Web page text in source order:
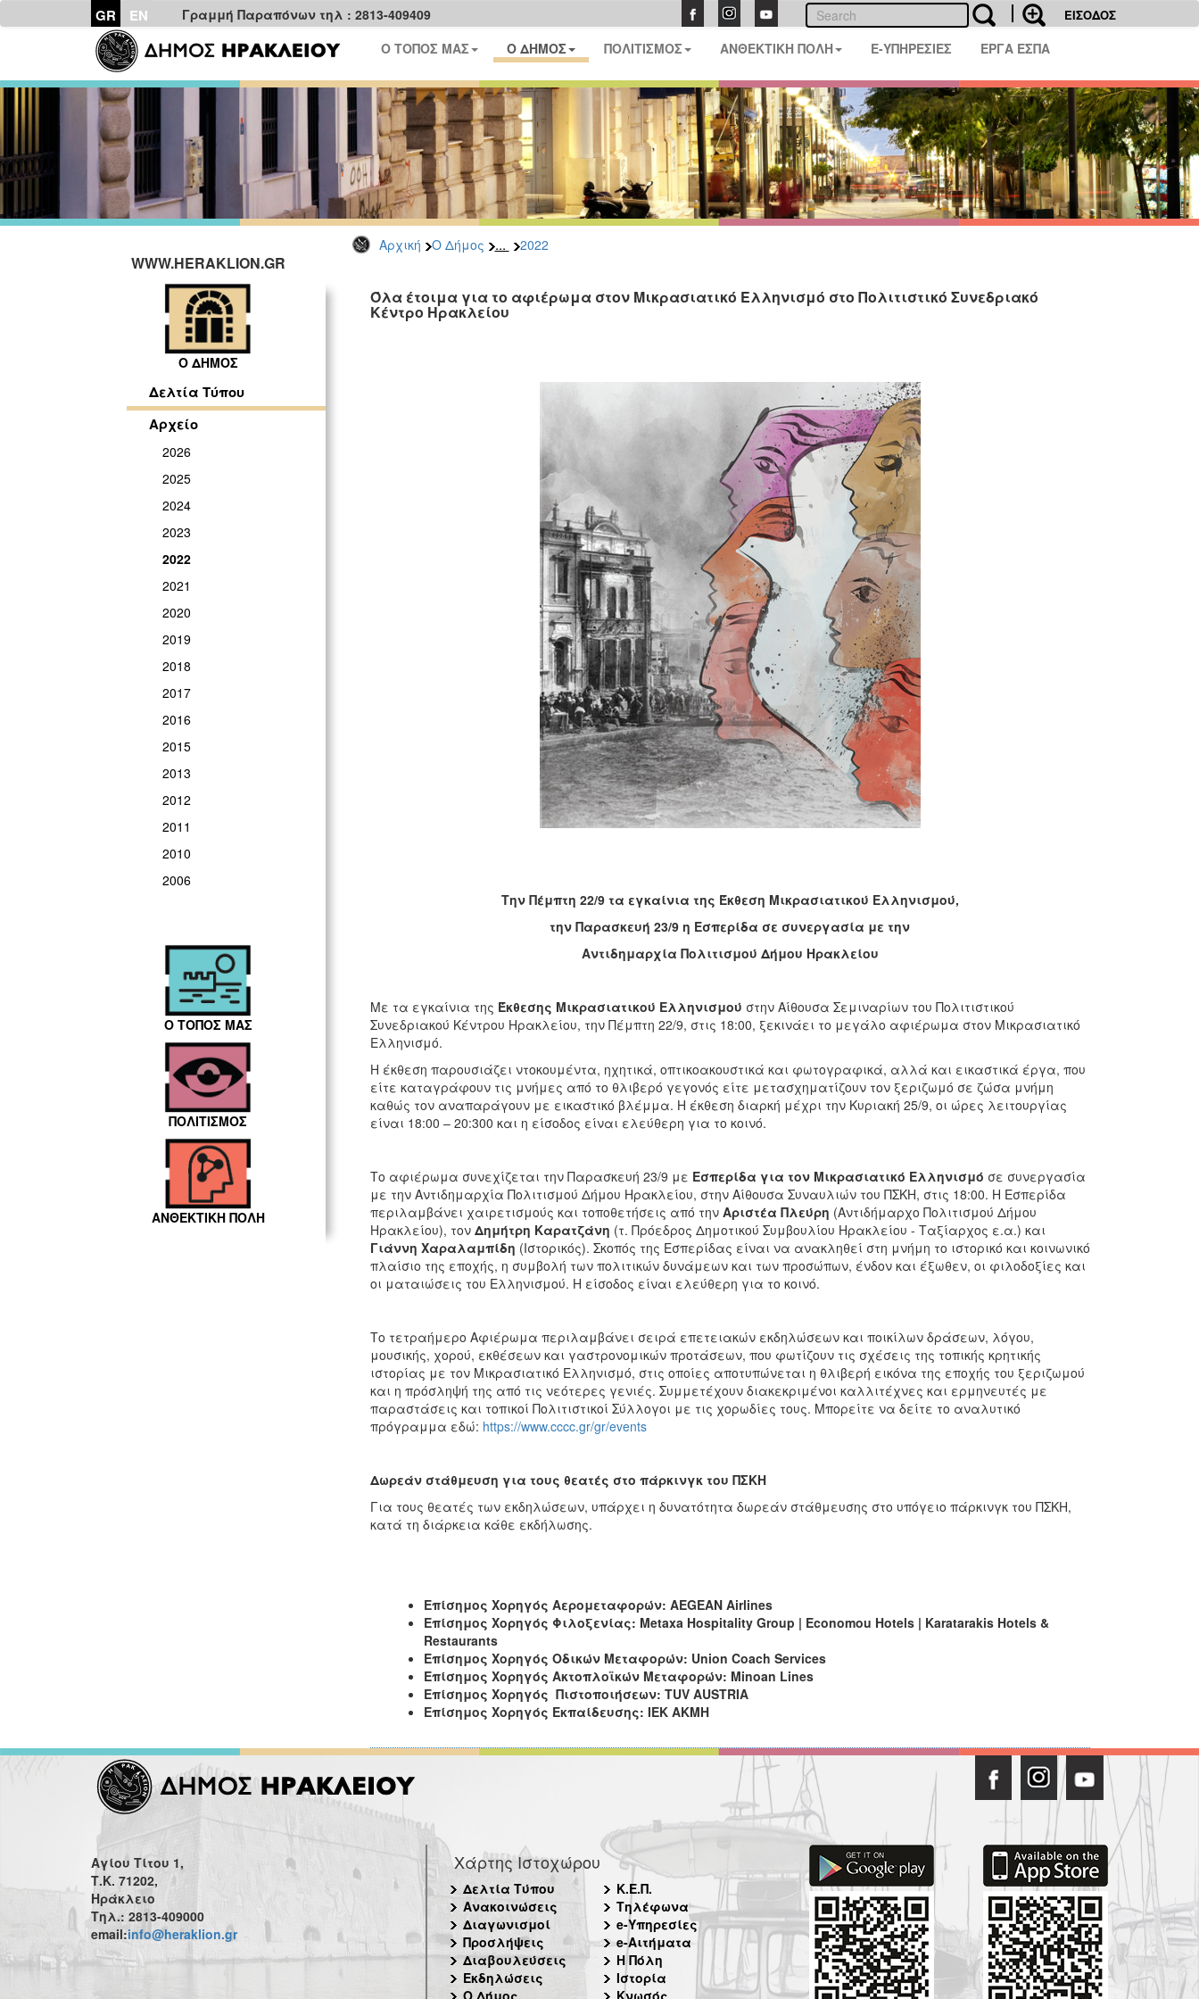
GR EN Γραμμή Παραπόνων τηλ : 2813-409409 ΕΙΣΟΔΟΣ
Ο ΤΟΠΟΣ ΜΑΣ Ο ΔΗΜΟΣ ΠΟΛΙΤΙΣΜΟΣ ΑΝΘΕΚΤΙΚΗ ΠΟΛΗ E-ΥΠΗΡΕΣΙΕΣ ΕΡΓΑ ΕΣΠΑ
Αρχική Ο Δήμος ... 2022
WWW.HERAKLION.GR
Ο ΔΗΜΟΣ
Δελτία Τύπου
Αρχείο
2026
2025
2024
2023
2022
2021
2020
2019
2018
2017
2016
2015
2013
2012
2011
2010
2006
Ο ΤΟΠΟΣ ΜΑΣ
ΠΟΛΙΤΙΣΜΟΣ
ΑΝΘΕΚΤΙΚΗ ΠΟΛΗ
Όλα έτοιμα για το αφιέρωμα στον Μικρασιατικό Ελληνισμό στο Πολιτιστικό Συνεδριακό
Κέντρο Ηρακλείου
Την Πέμπτη 22/9 τα εγκαίνια της Έκθεση Μικρασιατικού Ελληνισμού,
την Παρασκευή 23/9 η Εσπερίδα σε συνεργασία με την
Αντιδημαρχία Πολιτισμού Δήμου Ηρακλείου
Με τα εγκαίνια της Έκθεσης Μικρασιατικού Ελληνισμού στην Αίθουσα Σεμιναρίων του Πολιτιστικού
Συνεδριακού Κέντρου Ηρακλείου, την Πέμπτη 22/9, στις 18:00, ξεκινάει το μεγάλο αφιέρωμα στον Μικρασιατικό
Ελληνισμό.
Η έκθεση παρουσιάζει ντοκουμέντα, ηχητικά, οπτικοακουστικά και φωτογραφικά, αλλά και εικαστικά έργα, που
είτε καταγράφουν τις μνήμες από το θλιβερό γεγονός είτε μετασχηματίζουν τον ξεριζωμό σε ζώσα μνήμη
καθώς τον αναπαράγουν με εικαστικό βλέμμα. Η έκθεση διαρκή μέχρι την Κυριακή 25/9, οι ώρες λειτουργίας
είναι 18:00 – 20:300 και η είσοδος είναι ελεύθερη για το κοινό.
Το αφιέρωμα συνεχίζεται την Παρασκευή 23/9 με Εσπερίδα για τον Μικρασιατικό Ελληνισμό σε συνεργασία
με την Αντιδημαρχία Πολιτισμού Δήμου Ηρακλείου, στην Αίθουσα Συναυλιών του ΠΣΚΗ, στις 18:00. Η Εσπερίδα
περιλαμβάνει χαιρετισμούς και τοποθετήσεις από την Αριστέα Πλεύρη (Αντιδήμαρχο Πολιτισμού Δήμου
Ηρακλείου), τον Δημήτρη Καρατζάνη (τ. Πρόεδρος Δημοτικού Συμβουλίου Ηρακλείου - Ταξίαρχος ε.α.) και
Γιάννη Χαραλαμπίδη (Ιστορικός). Σκοπός της Εσπερίδας είναι να ανακληθεί στη μνήμη το ιστορικό και κοινωνικό
πλαίσιο της εποχής, η συμβολή των πολιτικών δυνάμεων και των προσώπων, ένδον και έξωθεν, οι φιλοδοξίες και
οι ματαιώσεις του Ελληνισμού. Η είσοδος είναι ελεύθερη για το κοινό.
Το τετραήμερο Αφιέρωμα περιλαμβάνει σειρά επετειακών εκδηλώσεων και ποικίλων δράσεων, λόγου,
μουσικής, χορού, εκθέσεων και γαστρονομικών προτάσεων, που φωτίζουν τις σχέσεις της τοπικής κρητικής
ιστορίας με τον Μικρασιατικό Ελληνισμό, στις οποίες αποτυπώνεται η θλιβερή εικόνα της εποχής του ξεριζωμού
και η πρόσληψή της από τις νεότερες γενιές. Συμμετέχουν διακεκριμένοι καλλιτέχνες και ερμηνευτές με
παραστάσεις και τοπικοί Πολιτιστικοί Σύλλογοι με τις χορωδίες τους. Μπορείτε να δείτε το αναλυτικό
πρόγραμμα εδώ: https://www.cccc.gr/gr/events
Δωρεάν στάθμευση για τους θεατές στο πάρκινγκ του ΠΣΚΗ
Για τους θεατές των εκδηλώσεων, υπάρχει η δυνατότητα δωρεάν στάθμευσης στο υπόγειο πάρκινγκ του ΠΣΚΗ,
κατά τη διάρκεια κάθε εκδήλωσης.
Επίσημος Χορηγός Αερομεταφορών: AEGEAN Airlines
Επίσημος Χορηγός Φιλοξενίας: Metaxa Hospitality Group | Economou Hotels | Karatarakis Hotels &
Restaurants
Επίσημος Χορηγός Οδικών Μεταφορών: Union Coach Services
Επίσημος Χορηγός Ακτοπλοϊκών Μεταφορών: Minoan Lines
Επίσημος Χορηγός Πιστοποιήσεων: TUV AUSTRIA
Επίσημος Χορηγός Εκπαίδευσης: ΙΕΚ ΑΚΜΗ
Αγίου Τίτου 1,
Τ.Κ. 71202,
Ηράκλειο
Τηλ.: 2813-409000
email:info@heraklion.gr
Χάρτης Ιστοχώρου
Δελτία Τύπου
Ανακοινώσεις
Διαγωνισμοί
Προσλήψεις
Διαβουλεύσεις
Εκδηλώσεις
Ο Δήμος
Κ.Ε.Π.
Τηλέφωνα
e-Υπηρεσίες
e-Αιτήματα
Η Πόλη
Ιστορία
Κνωσός